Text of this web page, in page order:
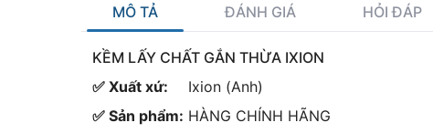
MÔ TẢ ĐÁNH GIÁ HỎI ĐÁP
KỀM LẤY CHẤT GẮN THỪA IXION
✅ Xuất xứ:
Ixion (Anh)
✅ Sản phẩm: HÀNG CHÍNH HÃNG